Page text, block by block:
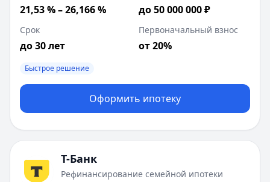
21,53 % – 26,166 % до 50 000 000 ₽
Срок
до 30 лет
Первоначальный взнос
от 20%
Быстрое решение
Оформить ипотеку
Т-Банк
Рефинансирование семейной ипотеки